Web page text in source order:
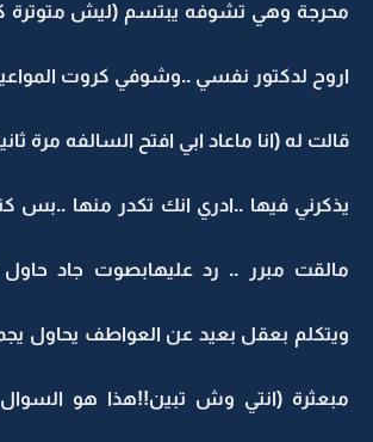
محرجة وهي تشوفه يبتسم (ليش متوترة
اروح لدكتور نفسي ..وشوفي كروت
قالت له (انا ماعاد ابي افتح السالفه مرة
يذكرني فيها ..ادري انك تكدر منها
مالقت مبرر .. رد عليهابصوت جاد حاول
ويتكلم بعقل بعيد عن العواطف يحاول
مبعثرة (انتي وش تبين!!هذا هو